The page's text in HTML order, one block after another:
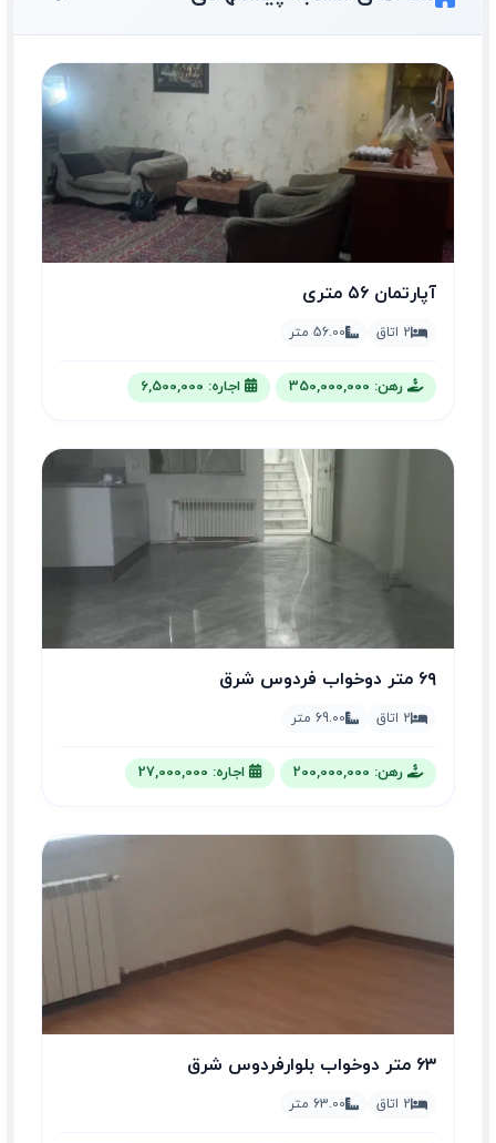
آپارتمان ۵۶ متری
2 اتاق 56.00 متر
رهن: 350,000,000 اجاره: 6,500,000
۶۹ متر دوخواب فردوس شرق
2 اتاق 69.00 متر
رهن: 200,000,000 اجاره: 27,000,000
۶۳ متر دوخواب بلوارفردوس شرق
2 اتاق 63.00 متر